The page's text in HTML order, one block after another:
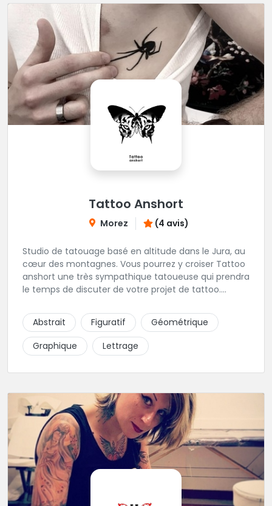
Tattoo Anshort
Morez (4 avis)
Studio de tatouage basé en altitude dans le Jura, au
cœur des montagnes. Vous pourrez y croiser Tattoo
anshort une très sympathique tatoueuse qui prendra
le temps de discuter de votre projet de tattoo.
piquer la peau à la montagne ! Elle maîtrise les
lettrages et les aplats de noir. N’hésitez pas à la
contacter pour lui soumettre votre projet.
Abstrait Figuratif
Géométrique
Graphique
Lettrage